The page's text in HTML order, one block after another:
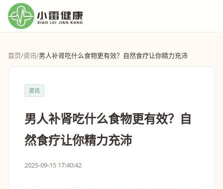
首页/资讯/男人补肾吃什么食物更有效？自然食疗让你精力充沛
资讯
男人补肾吃什么食物更有效？自
然食疗让你精力充沛
2025-09-15 17:40:42